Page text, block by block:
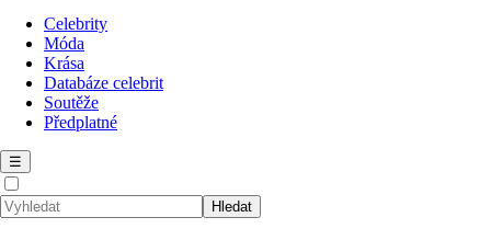
Celebrity
Móda
Krása
Databáze celebrit
Soutěže
Předplatné
☰